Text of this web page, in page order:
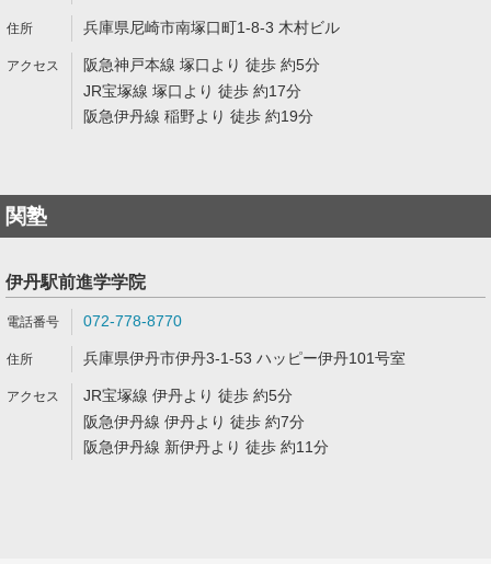
兵庫県尼崎市南塚口町1-8-3 木村ビル
阪急神戸本線 塚口より 徒歩 約5分
JR宝塚線 塚口より 徒歩 約17分
阪急伊丹線 稲野より 徒歩 約19分
関塾
伊丹駅前進学学院
072-778-8770
兵庫県伊丹市伊丹3-1-53 ハッピー伊丹101号室
JR宝塚線 伊丹より 徒歩 約5分
阪急伊丹線 伊丹より 徒歩 約7分
阪急伊丹線 新伊丹より 徒歩 約11分